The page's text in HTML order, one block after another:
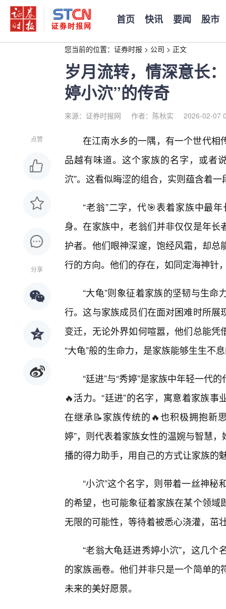
首页 快讯 要闻 股市
您当前的位置： 证券时报 > 公司 > 正文
岁月流转，情深意长
婷小泬”的传奇
来源：证券时报网 作者：陈秋实 2026-02-07
点赞
分享
在江南水乡的一隅，有一个世代相
品越有味道。这个家族的名字，或者
泬”。这看似晦涩的组合，实则蕴含着
“老翁”二字，代🎯表着家族中最
身。在家族中，老翁们并非仅仅是年
护者。他们眼神深邃，饱经风霜，却
行的方向。他们的存在，如同定海神针
“大龟”则象征着家族的坚韧与生
行。这与家族成员们在面对困难时所
变迁，无论外界如何喧嚣，他们总能
“大龟”般的生命力，是家族能够生生不
“廷进”与“秀婷”是家族中年轻一代
🔥活力。“廷进”的名字，寓意着家族
在继承📝家族传统的🔥也积极拥抱新
婷”，则代表着家族女性的温婉与智慧
播的得力助手，用自己的方式让家族的
“小泬”这个名字，则带着一丝神
的希望，也可能象征着家族在某个领
无限的可能性，等待着被悉心浇灌，茁
“老翁大龟廷进秀婷小泬”，这几
的家族画卷。他们并非只是一个简单
未来的美好愿景。